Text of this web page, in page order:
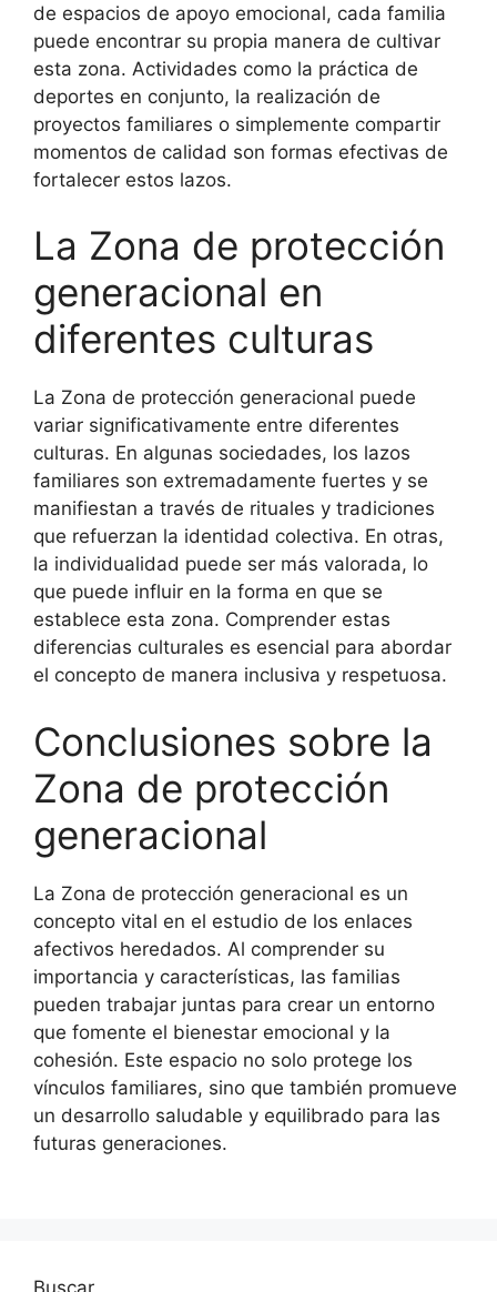
de espacios de apoyo emocional, cada familia
puede encontrar su propia manera de cultivar
esta zona. Actividades como la práctica de
deportes en conjunto, la realización de
proyectos familiares o simplemente compartir
momentos de calidad son formas efectivas de
fortalecer estos lazos.
La Zona de protección
generacional en
diferentes culturas
La Zona de protección generacional puede
variar significativamente entre diferentes
culturas. En algunas sociedades, los lazos
familiares son extremadamente fuertes y se
manifiestan a través de rituales y tradiciones
que refuerzan la identidad colectiva. En otras,
la individualidad puede ser más valorada, lo
que puede influir en la forma en que se
establece esta zona. Comprender estas
diferencias culturales es esencial para abordar
el concepto de manera inclusiva y respetuosa.
Conclusiones sobre la
Zona de protección
generacional
La Zona de protección generacional es un
concepto vital en el estudio de los enlaces
afectivos heredados. Al comprender su
importancia y características, las familias
pueden trabajar juntas para crear un entorno
que fomente el bienestar emocional y la
cohesión. Este espacio no solo protege los
vínculos familiares, sino que también promueve
un desarrollo saludable y equilibrado para las
futuras generaciones.
Buscar